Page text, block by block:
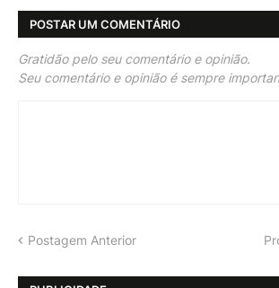
POSTAR UM COMENTÁRIO
Gratidão pelo seu comentário e opinião.
Seu comentário e opinião é sempre
Postagem Anterior